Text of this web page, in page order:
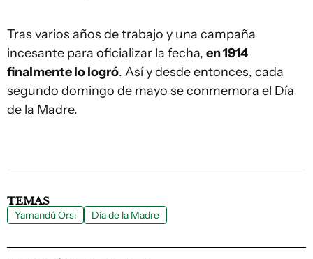
Tras varios años de trabajo y una campaña
incesante para oficializar la fecha, en 1914
finalmente lo logró. Así y desde entonces, cada
segundo domingo de mayo se conmemora el Día
de la Madre.
TEMAS
Yamandú Orsi Día de la Madre